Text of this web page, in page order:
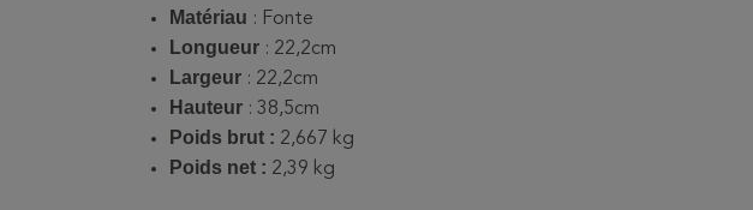
Matériau : Fonte
Longueur : 22,2cm
Largeur : 22,2cm
Hauteur : 38,5cm
Poids brut : 2,667 kg
Poids net : 2,39 kg